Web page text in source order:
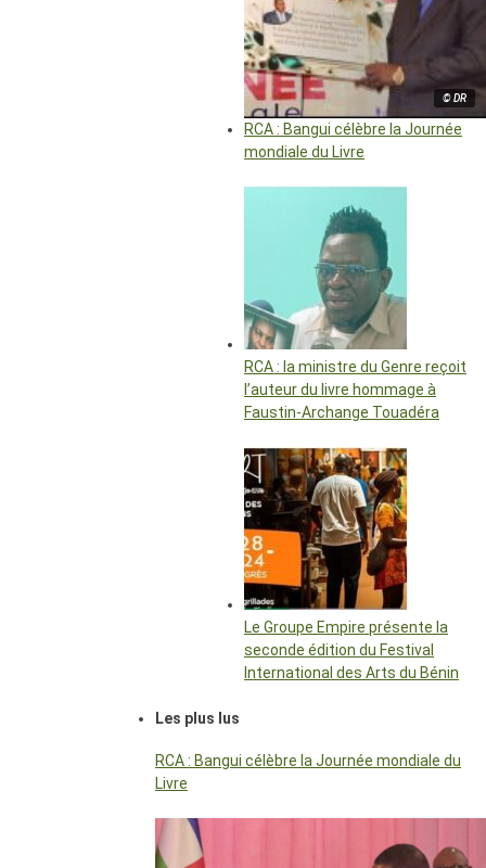
© DR
RCA : Bangui célèbre la Journée
mondiale du Livre
RCA : la ministre du Genre reçoit
l’auteur du livre hommage à
Faustin-Archange Touadéra
Le Groupe Empire présente la
seconde édition du Festival
International des Arts du Bénin
Les plus lus
RCA : Bangui célèbre la Journée mondiale du
Livre